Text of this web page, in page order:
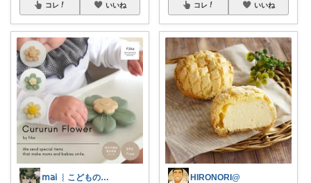
コレ いいね
𝗆𝖺𝗂 ︴こどものいる暮らし
コレ いいね
HIRONORI@